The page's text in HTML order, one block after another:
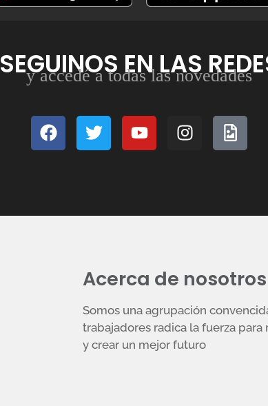
SEGUINOS EN LAS
y accedé a todas las novedades
Acerca de nosotros
Somos una agrupación
trabajadores radica la fuerza
y crear un mejor futuro